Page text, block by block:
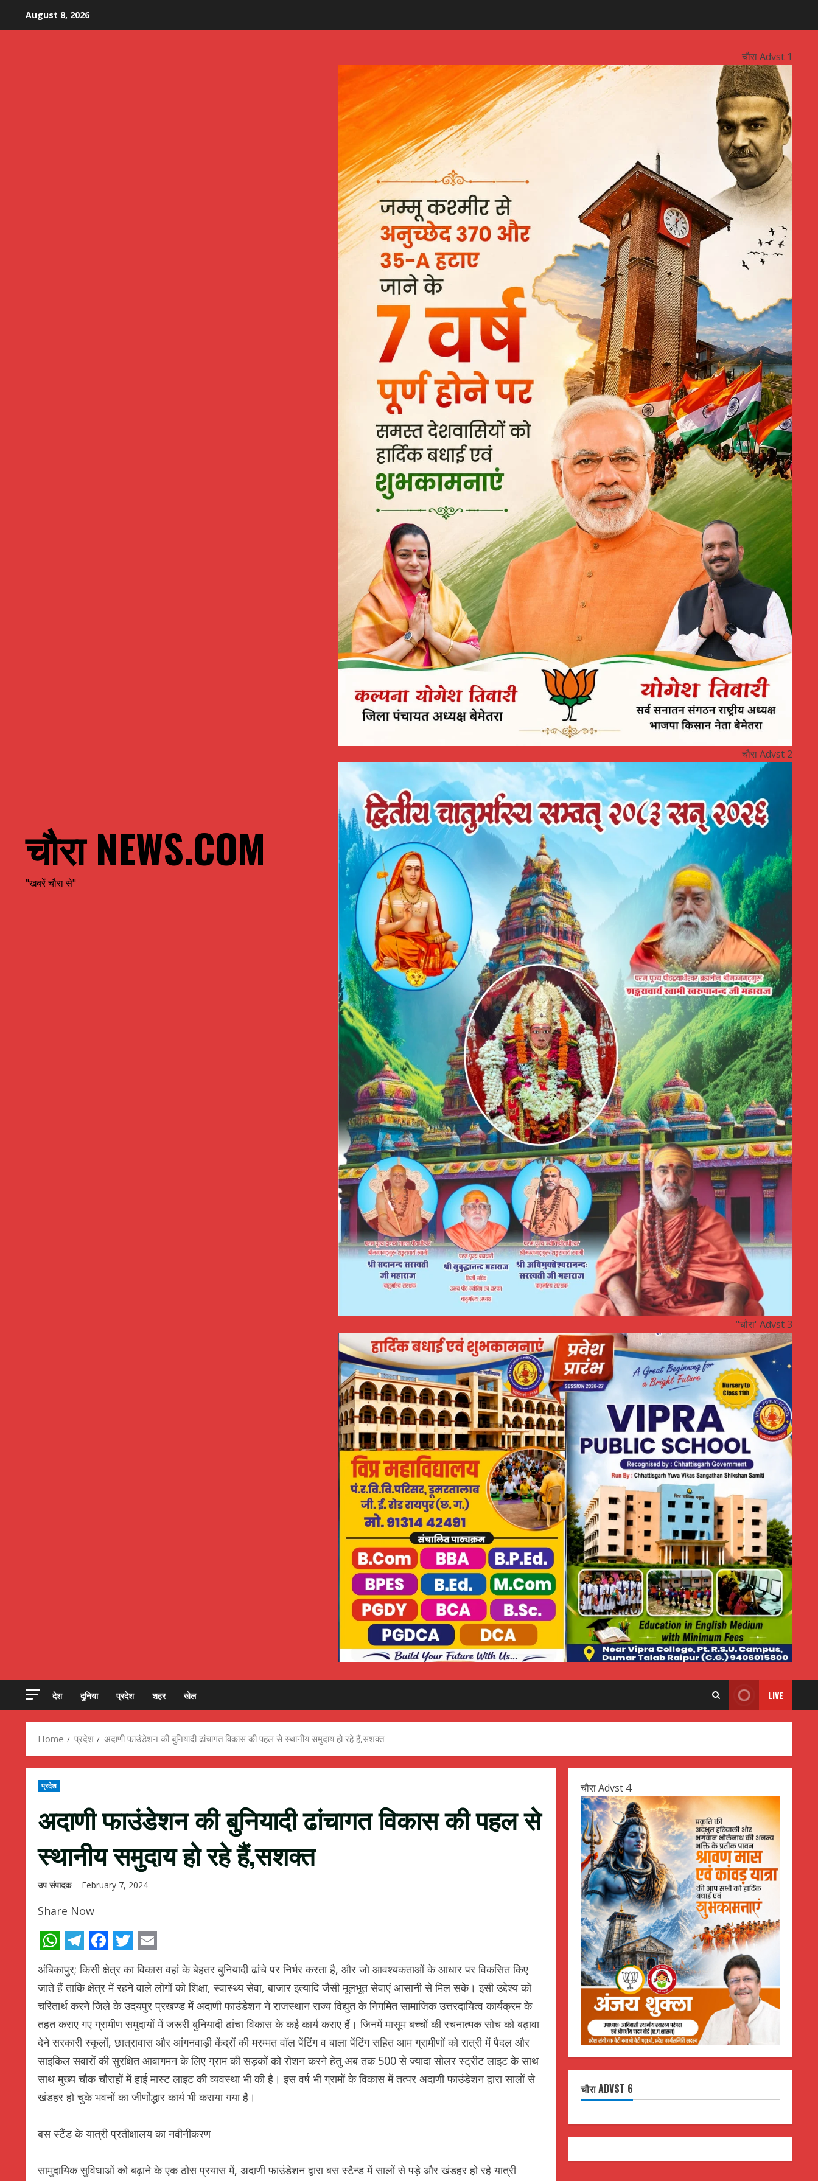
August 8, 2026
चौरा NEWS.COM
"खबरें चौरा से"
चौरा Advst 1
चौरा Advst 2
"चौरा' Advst 3
देश दुनिया प्रदेश शहर खेल LIVE
Home प्रदेश अदाणी फाउंडेशन की बुनियादी ढांचागत विकास की पहल से स्थानीय समुदाय हो रहे हैं,सशक्त
प्रदेश
अदाणी फाउंडेशन की बुनियादी ढांचागत विकास की पहल से
स्थानीय समुदाय हो रहे हैं,सशक्त
उप संपादक February 7, 2024
Share Now
WhatsApp
Telegram
Facebook
Twitter
Email
अंबिकापुर; किसी क्षेत्र का विकास वहां के बेहतर बुनियादी ढांचे पर निर्भर करता है, और जो आवश्यकताओं के आधार पर विकसित किए
जाते हैं ताकि क्षेत्र में रहने वाले लोगों को शिक्षा, स्वास्थ्य सेवा, बाजार इत्यादि जैसी मूलभूत सेवाएं आसानी से मिल सके। इसी उद्देश्य को
चरितार्थ करने जिले के उदयपुर प्रखण्ड में अदाणी फाउंडेशन ने राजस्थान राज्य विद्युत के निगमित सामाजिक उत्तरदायित्व कार्यक्रम के
तहत कराए गए ग्रामीण समुदायों में जरूरी बुनियादी ढांचा विकास के कई कार्य कराए हैं। जिनमें मासूम बच्चों की रचनात्मक सोच को बढ़ावा
देने सरकारी स्कूलों, छात्रावास और आंगनवाड़ी केंद्रों की मरम्मत वॉल पेंटिंग व बाला पेंटिंग सहित आम ग्रामीणों को रात्री में पैदल और
साइकिल सवारों की सुरक्षित आवागमन के लिए ग्राम की सड़कों को रोशन करने हेतु अब तक 500 से ज्यादा सोलर स्ट्रीट लाइट के साथ
साथ मुख्य चौक चौराहों में हाई मास्ट लाइट की व्यवस्था भी की है। इस वर्ष भी ग्रामों के विकास में तत्पर अदाणी फाउंडेशन द्वारा सालों से
खंडहर हो चुके भवनों का जीर्णोद्धार कार्य भी कराया गया है।
बस स्टैंड के यात्री प्रतीक्षालय का नवीनीकरण
सामुदायिक सुविधाओं को बढ़ाने के एक ठोस प्रयास में, अदाणी फाउंडेशन द्वारा बस स्टैन्ड में सालों से पड़े और खंडहर हो रहे यात्री
चौरा Advst 4
चौरा ADVST 6